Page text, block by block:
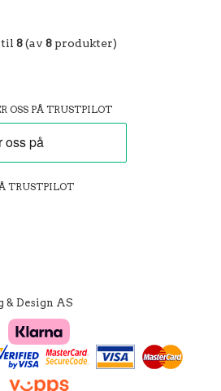
til 8(av 8 produkter)
OSS PÅ TRUSTPILOT
TRUSTPILOT
& Design AS